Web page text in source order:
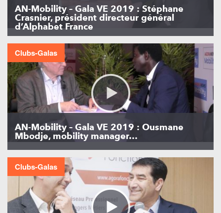
AN-Mobility – Gala VE 2019 : Stéphane
Crasnier, président directeur général
d’Alphabet France
Clubs-Galas
AN-Mobility – Gala VE 2019 : Ousmane
Mbodje, mobility manager…
Clubs-Galas